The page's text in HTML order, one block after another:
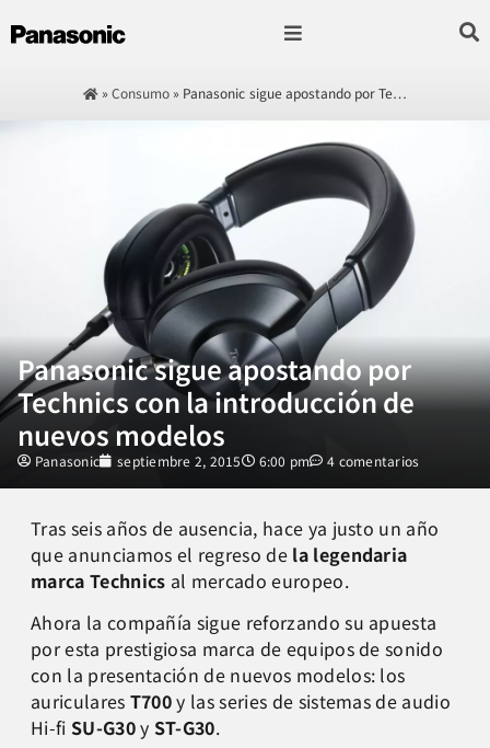
»Consumo » Panasonic sigue apostando por Te…
Panasonic sigue apostando por
Technics con la introducción de
nuevos modelos
Panasonic septiembre 2, 2015 6:00 pm 4 comentarios
Tras seis años de ausencia, hace ya justo un año
que anunciamos el regreso de la legendaria
marca Technics al mercado europeo.
Ahora la compañía sigue reforzando su apuesta
por esta prestigiosa marca de equipos de sonido
con la presentación de nuevos modelos: los
auriculares T700y las series de sistemas de audio
Hi-fi SU-G30y ST-G30.